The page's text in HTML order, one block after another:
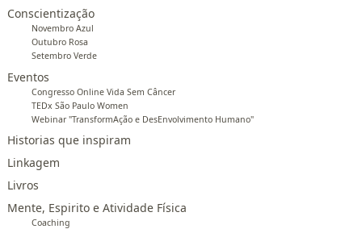
Conscientização
Novembro Azul
Outubro Rosa
Setembro Verde
Eventos
Congresso Online Vida Sem Câncer
TEDx São Paulo Women
Webinar "TransformAção e DesEnvolvimento Humano"
Historias que inspiram
Linkagem
Livros
Mente, Espirito e Atividade Física
Coaching